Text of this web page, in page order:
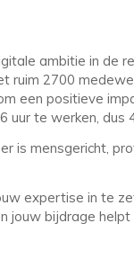
ambitie in de
ruim 2700
een positieve
te werken, dus
mensgericht,
expertise in te
jouw bijdrage